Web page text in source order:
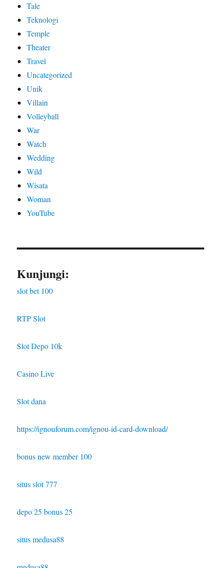
Tale
Teknologi
Temple
Theater
Travel
Uncategorized
Unik
Villain
Volleyball
War
Watch
Wedding
Wild
Wisata
Woman
YouTube
Kunjungi:
slot bet 100
RTP Slot
Slot Depo 10k
Casino Live
Slot dana
https://ignouforum.com/ignou-id-card-download/
bonus new member 100
situs slot 777
depo 25 bonus 25
situs medusa88